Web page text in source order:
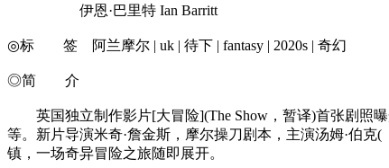
伊恩·巴里特 Ian Barritt
◎标 签 阿兰摩尔 | uk | 待下 | fantasy | 2020s | 奇幻
◎简 介
英国独立制作影片[大冒险](The Show，暂译)首张剧照曝
等。新片导演米奇·詹金斯，摩尔操刀剧本，主演汤姆·伯
镇，一场奇异冒险之旅随即展开。